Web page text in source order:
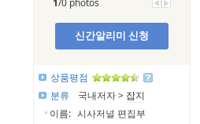
1/0 photos
신간알리미 신청
상품평점
분류
국내저자 > 잡지
이름: 시사저널 편집부